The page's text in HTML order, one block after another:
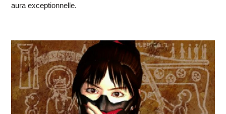
aura exceptionnelle.